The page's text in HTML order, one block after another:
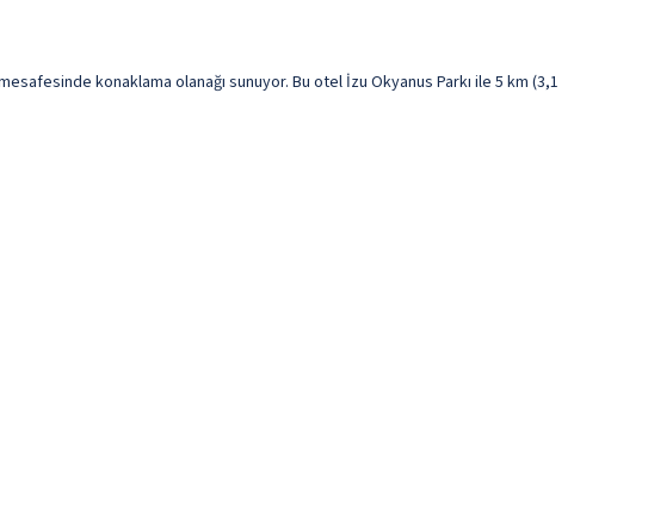
konaklama olanağı sunuyor. Bu otel İzu Okyanus Parkı ile 5 km (3,1